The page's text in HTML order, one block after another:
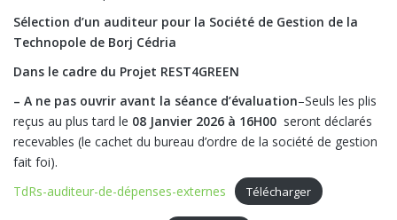
Sélection d’un auditeur pour la Société de Gestion de la
Technopole de Borj Cédria
Dans le cadre du Projet REST4GREEN
– A ne pas ouvrir avant la séance d’évaluation–Seuls les plis
reçus au plus tard le 08 Janvier 2026 à 16H00 seront déclarés
recevables (le cachet du bureau d’ordre de la société de gestion
fait foi).
TdRs-auditeur-de-dépenses-externes
Télécharger